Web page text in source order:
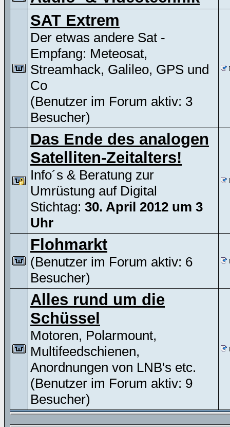
SAT Extrem
Der etwas andere Sat -
Empfang: Meteosat,
Streamhack, Galileo, GPS und
Co
(Benutzer im Forum aktiv: 3
Besucher)
Das Ende des analogen
Satelliten-Zeitalters!
Info´s & Beratung zur
Umrüstung auf Digital
Stichtag: 30. April 2012 um 3
Uhr
Flohmarkt
(Benutzer im Forum aktiv: 6
Besucher)
Alles rund um die
Schüssel
Motoren, Polarmount,
Multifeedschienen,
Anordnungen von LNB's etc.
(Benutzer im Forum aktiv: 9
Besucher)